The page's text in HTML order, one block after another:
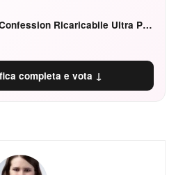
Hourglass Confession Ricaricabile Ultra Preciso Ad Alta Intensità Secretly Classic Red
completa e vota ↓